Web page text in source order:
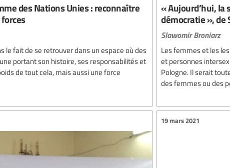
des Nations Unies : reconnaître
le fait de se retrouver dans un espace où des
portant son histoire, ses responsabilités et
de tout cela, mais aussi une force
« Aujourd’hui, la
démocratie », de
Slawomir Broniarz
Les femmes et les
et personnes
Pologne. Il serait
des femmes ou des
19 mars 2021